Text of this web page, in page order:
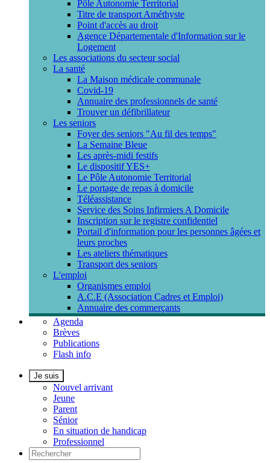
Pôle Autonomie Territorial
Titre de transport Améthyste
Point d'accès au droit
Agence Départementale d'Information sur le
Logement
Les associations du secteur social
La santé
La Maison médicale communale
Covid-19
Annuaire des professionnels de santé
Trouver un défibrillateur
Les seniors
Foyer des seniors "Au fil des temps"
La Semaine Bleue
Les après-midi festifs
Le dispositif YES+
Le Pôle Autonomie Territorial
Le portage de repas à domicile
Téléassistance
Service des Soins Infirmiers A Domicile
Inscription sur le registre confidentiel
Portail d'information pour les personnes âgées et
leurs proches
Les ateliers thématiques
Transport des seniors
L'emploi
Organismes emploi
A.C.E (Association Cadres et Emploi)
Annuaire des commerçants
Agenda
Brèves
Publications
Flash info
Je suis
Nouvel arrivant
Jeune
Parent
Sénior
En situation de handicap
Professionnel